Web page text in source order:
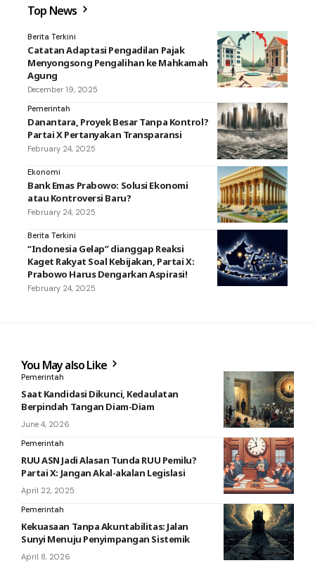
Top News
Berita Terkini
Catatan Adaptasi Pengadilan Pajak
Menyongsong Pengalihan ke Mahkamah
Agung
December 19, 2025
Pemerintah
Danantara, Proyek Besar Tanpa Kontrol?
Partai X Pertanyakan Transparansi
February 24, 2025
Ekonomi
Bank Emas Prabowo: Solusi Ekonomi
atau Kontroversi Baru?
February 24, 2025
Berita Terkini
“Indonesia Gelap” dianggap Reaksi
Kaget Rakyat Soal Kebijakan, Partai X:
Prabowo Harus Dengarkan Aspirasi!
February 24, 2025
You May also Like
Pemerintah
Saat Kandidasi Dikunci, Kedaulatan
Berpindah Tangan Diam-Diam
June 4, 2026
Pemerintah
RUU ASN Jadi Alasan Tunda RUU Pemilu?
Partai X: Jangan Akal-akalan Legislasi
April 22, 2025
Pemerintah
Kekuasaan Tanpa Akuntabilitas: Jalan
Sunyi Menuju Penyimpangan Sistemik
April 8, 2026